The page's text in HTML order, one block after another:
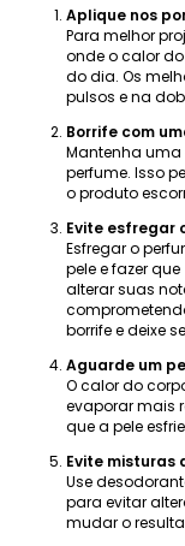
Aplique nos
Para melhor
onde o calor
do dia. Os
pulsos e na
Borrife com
Mantenha
perfume. Isso
o produto
Evite esfregar
Esfregar o
pele e fazer
alterar suas
borrife e deixe
Aguarde um
O calor do
evaporar mais
que a pele
Evite misturas
Use
para evitar
mudar o